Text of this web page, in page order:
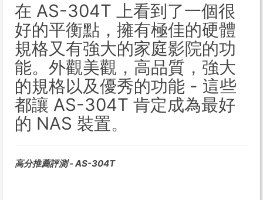
在 AS-304T 上看到了一個很
好的平衡點，擁有極佳的硬體
規格又有強大的家庭影院的功
能。外觀美觀，高品質，強大
的規格以及優秀的功能 - 這些
都讓 AS-304T 肯定成為最好
的 NAS 裝置。
高分推薦評測 - AS-304T